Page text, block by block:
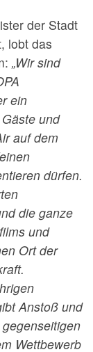
der Stadt
lobt das
„Wir sind
ein
und
auf dem
dürfen.
die ganze
und
Ort der
Anstoß und
Wettbewerb